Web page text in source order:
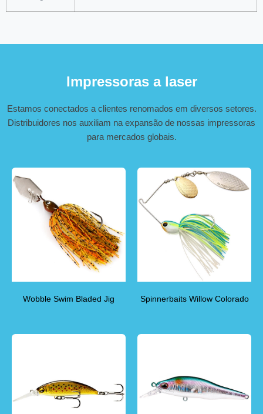
Impressoras a laser
Estamos conectados a clientes renomados em diversos setores.
Distribuidores nos auxiliam na expansão de nossas impressoras
para mercados globais.
Wobble Swim Bladed Jig Spinnerbaits Willow Colorado